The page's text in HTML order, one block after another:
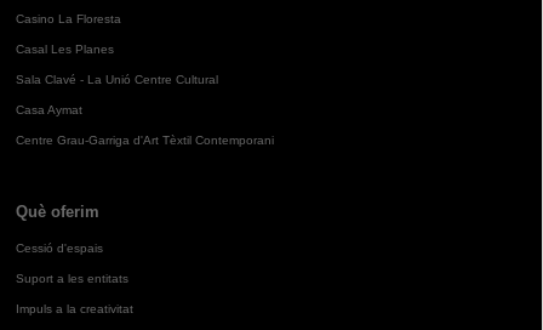
Casino La Floresta
Casal Les Planes
Sala Clavé - La Unió Centre Cultural
Casa Aymat
Centre Grau-Garriga d'Art Tèxtil Contemporani
Què oferim
Cessió d'espais
Suport a les entitats
Impuls a la creativitat